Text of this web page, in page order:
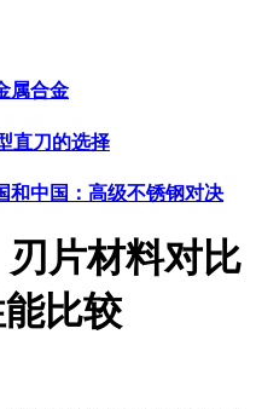
属合金
直刀的选择
和中国：高级不锈钢对决
刃片材料对比
比较